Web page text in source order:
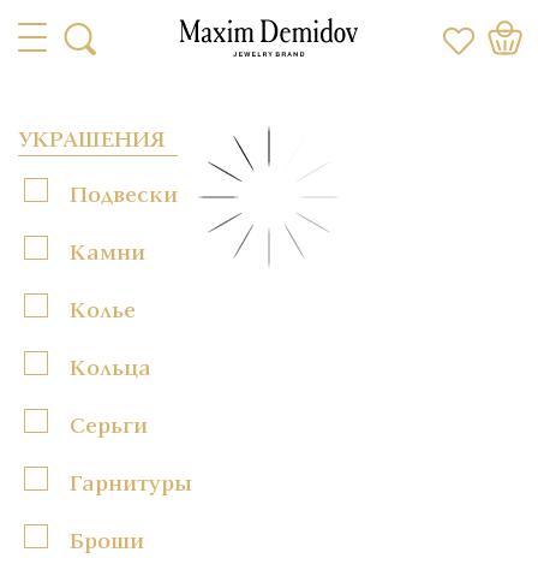
УКРАШЕНИЯ
Подвески
Камни
Колье
Кольца
Серьги
Гарнитуры
Броши